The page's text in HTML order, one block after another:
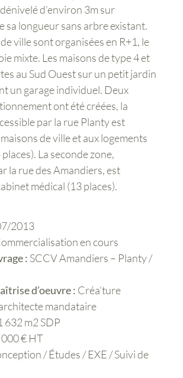
d’environ 3m sur
sa longueur sans arbre existant.
ville sont organisées en R+1, le
mixte. Les maisons de type 4 et
au Sud Ouest sur un petit jardin
un garage individuel. Deux
ont été créées, la
par la rue Planty est
de ville et aux logements
La seconde zone,
la rue des Amandiers, est
médical (13 places).
2013
en cours
: SCCV Amandiers – Planty /
d’oeuvre : Créa’ture
mandataire
632 m2 SDP
€ HT
/ Études / EXE / Suivi de